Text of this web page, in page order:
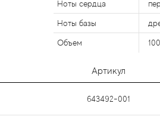
Ноты сердца
Ноты базы
Объем
Артикул
643492-001